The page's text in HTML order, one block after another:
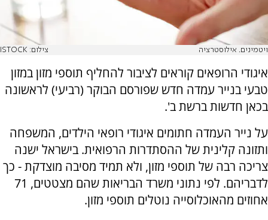
ויטמינים. אילוסטרציה צילום: ISTOCK
איגודי הרופאים קוראים לציבור להחליף תוספי מזון במזון
טבעי בנייר עמדה חדש שפורסם הבוקר (רביעי) לראשונה
בכאן חדשות ברשת ב'.
על נייר העמדה חתומים איגודי רופאי הילדים, המשפחה
ותזונה קלינית של ההסתדרות הרפואית. בישראל ישנה
צריכה רבה של תוספי מזון, ולא תמיד מסיבה מוצדקת - כך
לדבריהם. לפי נתוני משרד הבריאות שהם מצטטים, 71
אחוזים מהאוכלוסייה נוטלים תוספי מזון.